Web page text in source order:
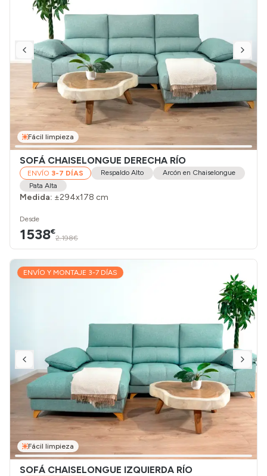
Fácil limpieza
SOFÁ CHAISELONGUE DERECHA RÍO
ENVÍO 3-7 DÍAS Respaldo Alto
Arcón en Chaiselongue
Pata Alta
Medida: ±294x178 cm
Desde
1538€
2.198€
ENVÍO Y MONTAJE 3-7 DÍAS
Fácil limpieza
SOFÁ CHAISELONGUE IZQUIERDA RÍO